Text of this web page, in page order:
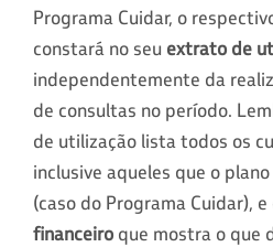
Programa Cuidar, o
constará no seu extrato de
independentemente da
de consultas no período.
de utilização lista todos os
inclusive aqueles que o
(caso do Programa Cuidar), e
financeiro que mostra o que